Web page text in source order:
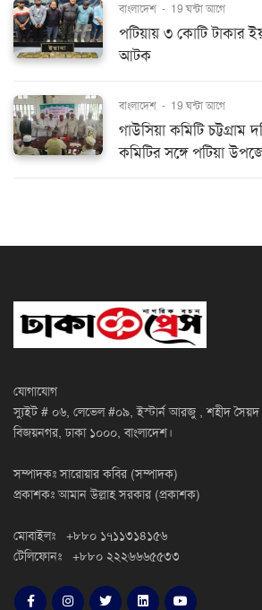
বাংলাদেশ - 19 ঘন্টা আগে
পটিয়ায় ৩ কোটি টাকার
আটক
বাংলাদেশ - 19 ঘন্টা আগে
গাউসিয়া কমিটি চট্টগ্রাম
কমিটির সঙ্গে পটিয়া
যোগাযোগ
স্যুইট # ০৬, লেভেল #০৯, ইস্টার্ন আরজু , শহীদ
বিজয়নগর, ঢাকা ১০০০, বাংলাদেশ।
সম্পাদকঃ সারোয়ার কবির (সম্পাদক)
প্রকাশকঃ আমান উল্লাহ সরকার (প্রকাশক)
মোবাইলঃ +৮৮০ ১৭১১৩১৪১৫৬
টেলিফোনঃ +৮৮০ ২২২৬৬৬৫৫৩৩